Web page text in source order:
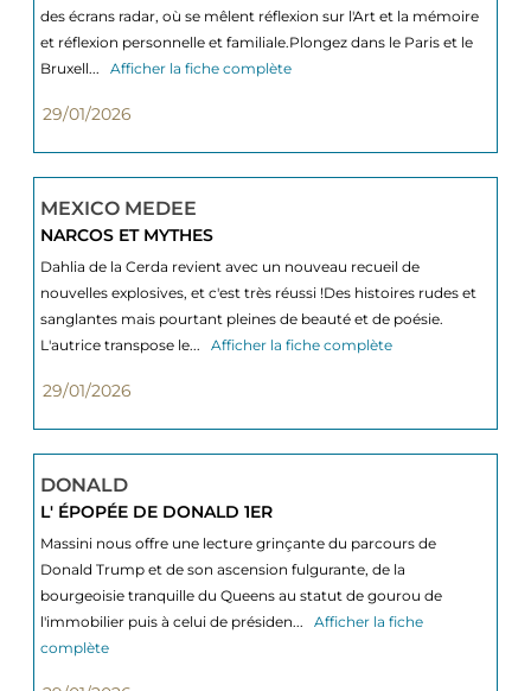
des écrans radar, où se mêlent réflexion sur l'Art et la mémoire
et réflexion personnelle et familiale.Plongez dans le Paris et le
Bruxell...
Afficher la fiche complète
29/01/2026
MEXICO MEDEE
NARCOS ET MYTHES
Dahlia de la Cerda revient avec un nouveau recueil de
nouvelles explosives, et c'est très réussi !Des histoires rudes et
sanglantes mais pourtant pleines de beauté et de poésie.
L'autrice transpose le...
Afficher la fiche complète
29/01/2026
DONALD
L' ÉPOPÉE DE DONALD 1ER
Massini nous offre une lecture grinçante du parcours de
Donald Trump et de son ascension fulgurante, de la
bourgeoisie tranquille du Queens au statut de gourou de
l'immobilier puis à celui de présiden...
Afficher la fiche
complète